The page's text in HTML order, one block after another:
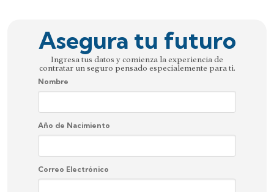
Asegura tu futuro
Ingresa tus datos y comienza la experiencia de
contratar un seguro pensado especialemente para ti.
Nombre
Año de Nacimiento
Correo Electrónico